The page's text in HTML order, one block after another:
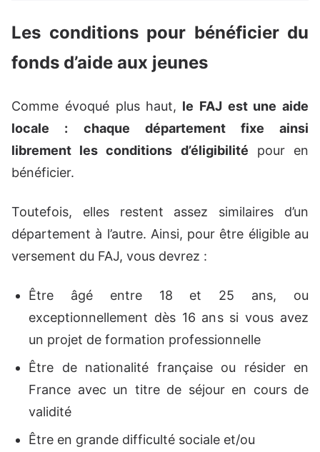
Les conditions pour bénéficier du
fonds d’aide aux jeunes
Comme évoqué plus haut, le FAJ est une aide
locale :
chaque département fixe ainsi
librement les conditions d’éligibilité pour en
bénéficier.
Toutefois, elles restent assez similaires d’un
département à l’autre. Ainsi, pour être éligible au
versement du FAJ, vous devrez :
Être âgé entre 18 et 25 ans, ou
exceptionnellement dès 16 ans si vous avez
un projet de formation professionnelle
Être de nationalité française ou résider en
France avec un titre de séjour en cours de
validité
Être en grande difficulté sociale et/ou